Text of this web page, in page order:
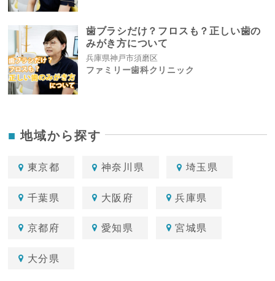
歯ブラシだけ？フロスも？正しい歯の
みがき方について
兵庫県神戸市須磨区
ファミリー歯科クリニック
地域から探す
東京都 神奈川県 埼玉県
千葉県 大阪府 兵庫県
京都府 愛知県 宮城県
大分県